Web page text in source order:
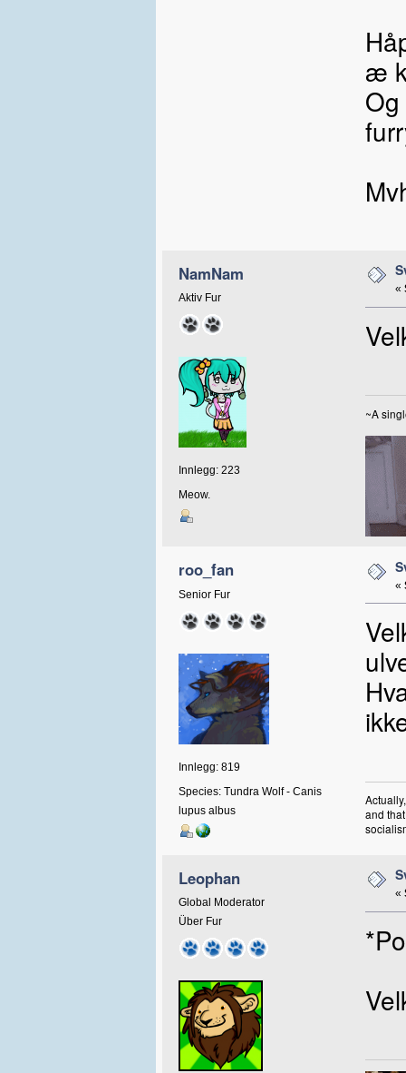
æ
NamNam
Aktiv Fur
Innlegg: 223
Meow.
«
~A
roo_fan
Senior Fur
Innlegg: 819
Species: Tundra Wolf - Canis
lupus albus
«
and
Leophan
Global Moderator
Über Fur
«